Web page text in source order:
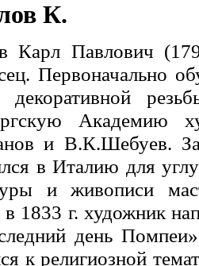
К.
Карл Павлович
Первоначально
декоративной
Академию
и В.К.Шебуев.
в Италию для
и живописи
1833 г. художник
день
к религиозной